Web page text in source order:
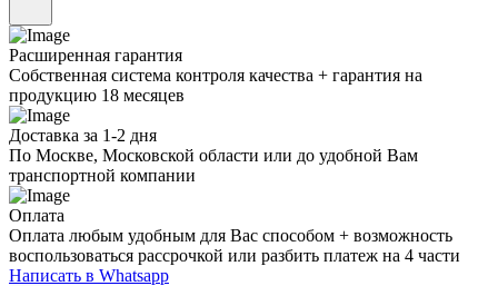
Расширенная гарантия
Собственная система контроля качества + гарантия на
продукцию 18 месяцев
Доставка за 1-2 дня
По Москве, Московской области или до удобной Вам
транспортной компании
Оплата
Оплата любым удобным для Вас способом + возможность
воспользоваться рассрочкой или разбить платеж на 4 части
Написать в Whatsapp